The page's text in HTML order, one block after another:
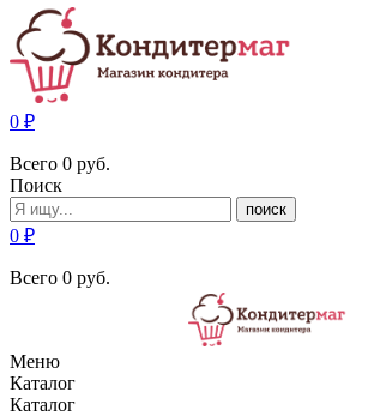
0 ₽
Всего 0 руб.
Поиск
поиск
0 ₽
Всего 0 руб.
Меню
Каталог
Каталог